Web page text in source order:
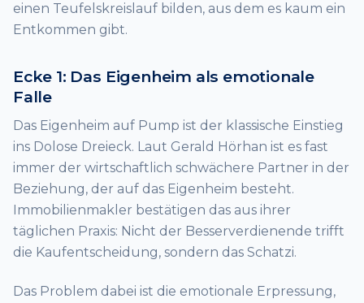
einen Teufelskreislauf bilden, aus dem es kaum ein
Entkommen gibt.
Ecke 1: Das Eigenheim als emotionale
Falle
Das Eigenheim auf Pump ist der klassische Einstieg
ins Dolose Dreieck. Laut Gerald Hörhan ist es fast
immer der wirtschaftlich schwächere Partner in der
Beziehung, der auf das Eigenheim besteht.
Immobilienmakler bestätigen das aus ihrer
täglichen Praxis: Nicht der Besserverdienende trifft
die Kaufentscheidung, sondern das Schatzi.
Das Problem dabei ist die emotionale Erpressung,